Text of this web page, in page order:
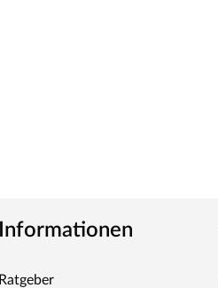
Informationen
Ratgeber